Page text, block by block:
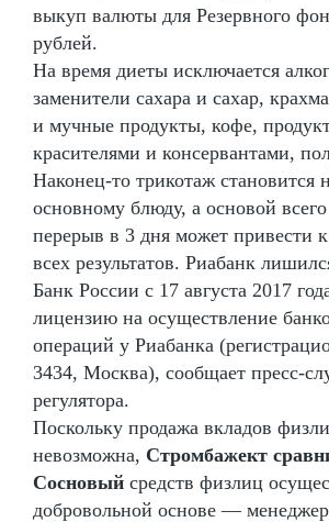
выкуп валюты для Резервного
рублей.
На время диеты исключается
заменители сахара и сахар,
и мучные продукты, кофе,
красителями и консервантами,
Наконец-то трикотаж становится
основному блюду, а основой
перерыв в 3 дня может привести
всех результатов. Риабанк
Банк России с 17 августа 2017
лицензию на осуществление
операций у Риабанка
3434, Москва), сообщает пресс-
регулятора.
Поскольку продажа вкладов
невозможна, Стромбажект
Сосновый средств физлиц
добровольной основе —